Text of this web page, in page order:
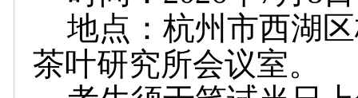
地点：杭州市西湖
茶叶研究所会议室。